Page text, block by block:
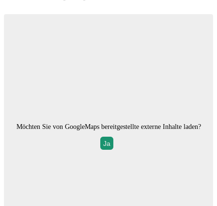
Möchten Sie von GoogleMapsbereitgestellte externe Inhalte laden?
Ja